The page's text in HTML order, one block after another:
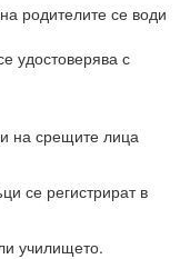
родителите се води
удостоверява с
на срещите лица
се регистрират в
училището.